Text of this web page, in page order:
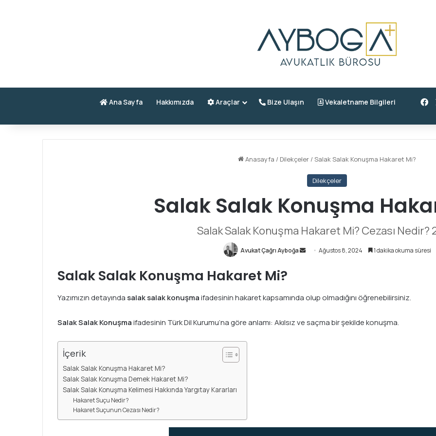
Ana Sayfa Hakkımızda Araçlar Bize Ulaşın Vekaletname Bilgileri
Anasayfa / Dilekçeler / Salak Salak Konuşma Hakaret Mi?
Dilekçeler
Salak Salak Konuşma
Salak Salak Konuşma Hakaret Mi? Cezası Nedir?
Avukat Çağrı Ayboğa
B
-
o
r
Ağustos 8, 2024 1 dakika okuma süresi
Salak Salak Konuşma Hakaret Mi?
Yazımızın detayında salak salak konuşmaifadesinin hakaret kapsamında olup olmadığını öğrenebilirsiniz.
Salak Salak Konuşmaifadesinin Türk Dil Kurumu’na göre anlamı: Akılsız ve saçma bir şekilde konuşma.
İçerik
Salak Salak Konuşma Hakaret Mi?
Salak Salak Konuşma Demek Hakaret Mi?
Salak Salak Konuşma Kelimesi Hakkında Yargıtay Kararları
Hakaret Suçu Nedir?
Hakaret Suçunun Cezası Nedir?